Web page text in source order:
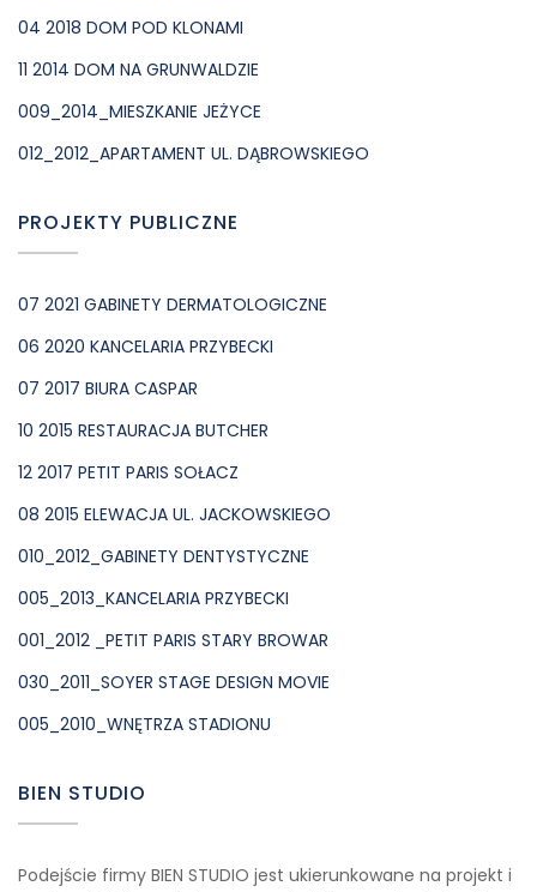
04 2018 DOM POD KLONAMI
11 2014 DOM NA GRUNWALDZIE
009_2014_MIESZKANIE JEŻYCE
012_2012_APARTAMENT UL. DĄBROWSKIEGO
PROJEKTY PUBLICZNE
07 2021 GABINETY DERMATOLOGICZNE
06 2020 KANCELARIA PRZYBECKI
07 2017 BIURA CASPAR
10 2015 RESTAURACJA BUTCHER
12 2017 PETIT PARIS SOŁACZ
08 2015 ELEWACJA UL. JACKOWSKIEGO
010_2012_GABINETY DENTYSTYCZNE
005_2013_KANCELARIA PRZYBECKI
001_2012 _PETIT PARIS STARY BROWAR
030_2011_SOYER STAGE DESIGN MOVIE
005_2010_WNĘTRZA STADIONU
BIEN STUDIO
Podejście firmy BIEN STUDIO jest ukierunkowane na projekt i